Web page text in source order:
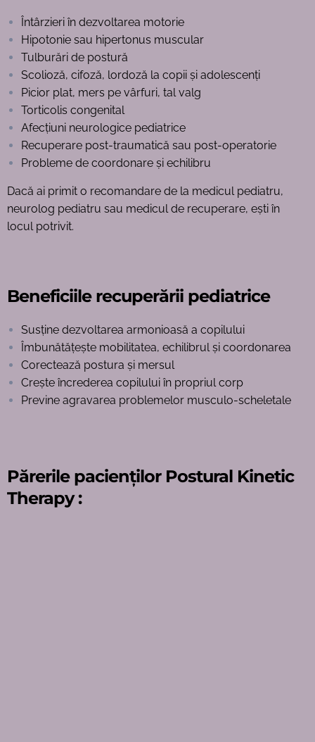
Întârzieri în dezvoltarea motorie
Hipotonie sau hipertonus muscular
Tulburări de postură
Scolioză, cifoză, lordoză la copii și adolescenți
Picior plat, mers pe vârfuri, tal valg
Torticolis congenital
Afecțiuni neurologice pediatrice
Recuperare post-traumatică sau post-operatorie
Probleme de coordonare și echilibru
Dacă ai primit o recomandare de la medicul pediatru,
neurolog pediatru sau medicul de recuperare, ești în
locul potrivit.
Beneficiile recuperării pediatrice
Susține dezvoltarea armonioasă a copilului
Îmbunătățește mobilitatea, echilibrul și coordonarea
Corectează postura și mersul
Crește încrederea copilului în propriul corp
Previne agravarea problemelor musculo-scheletale
Părerile pacienților Postural Kinetic
Therapy :